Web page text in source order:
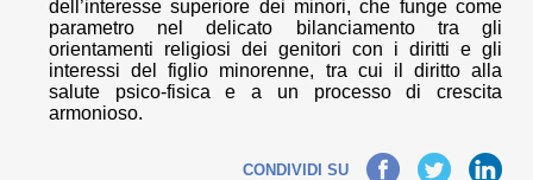
dell’interesse superiore dei minori, che funge come
parametro nel delicato bilanciamento tra gli
orientamenti religiosi dei genitori con i diritti e gli
interessi del figlio minorenne, tra cui il diritto alla
salute psico-fisica e a un processo di crescita
armonioso.
CONDIVIDI SUFacebook TwitterLinkedIn